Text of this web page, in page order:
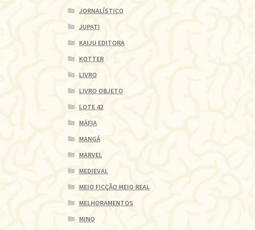
JORNALÍSTICO
JUPATI
KAIJU EDITORA
KOTTER
LIVRO
LIVRO OBJETO
LOTE 42
MÁFIA
MANGÁ
MARVEL
MEDIEVAL
MEIO FICÇÃO MEIO REAL
MELHORAMENTOS
MINO